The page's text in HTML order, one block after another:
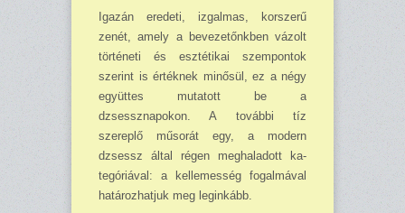
Igazán eredeti, izgalmas, korsze­rű
zenét, amely a bevezetőnkben vázolt
történeti és eszté­tikai szem­pontok
szerint is értéknek minő­sül, ez a négy
együttes mutatott be a
dzsessznapokon. A további tíz
szereplő műsorát egy, a modern
dzsessz által régen meghaladott ka­
tegóriával: a kellemesség fogalmá­val
határozhatjuk meg leginkább.